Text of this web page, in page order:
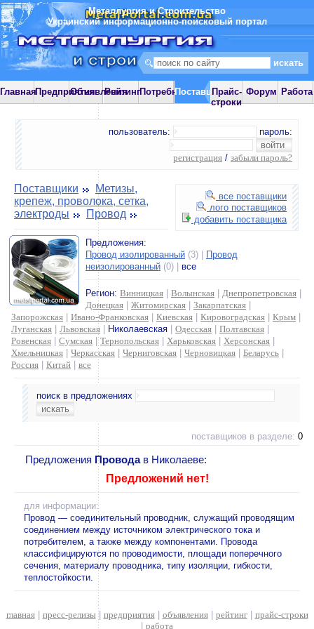
Металлургия и Строительство
Украинский информационно-поисковый портал
ГлавнаяПредприятияОбъявления
РейтингПотребностиПоставщики
Прайс-
строки
Форум Работа
пользователь: пароль:
регистрация / забыли пароль?
все поставщики
лого поставщиков
добавить поставщика
Поставщики
Метизы,
крепеж, проволока, сетка,
электроды
Провод
Предложения:
Провод изолированный (3) |
Провод
неизолированный (0) | все
Регион: Винницкая Волынская Днепропетровская
Донецкая
Житомирская Закарпатская
Запорожская
Ивано-Франковская Киевская Кировоградская Крым
Луганская
Львовская Николаевская Одесская Полтавская
Ровенская
Сумская |Тернопольская Харьковская Херсонская
Хмельницкая
Черкасская Черниговская Черновицкая Беларусь
Россия
Китай все
поиск в предложениях
поставщиков в разделе: 0
Предложения Проводав Николаеве:
Предложений нет!
для информации:
Провод — соединительный проводник, служащий проводящим
соединением между источником электрического тока и
потребителем, а также между компонентами. Провода
классифицируются по проводимости, площади поперечного
сечения, материалу проводника, типу изоляции, гибкости,
теплостойкости.
главная| пресс-релизы | предприятия| объявления| рейтинг| прайс-строки
работа